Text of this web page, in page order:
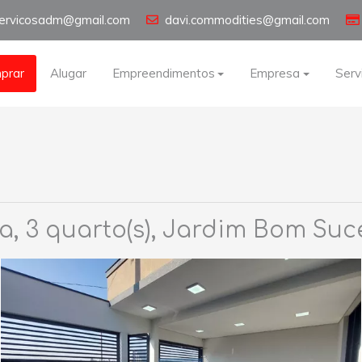
davi.commodities@gmail.com
Alugar Empreendimentos Empresa
3 quarto(s), Jardim Bom